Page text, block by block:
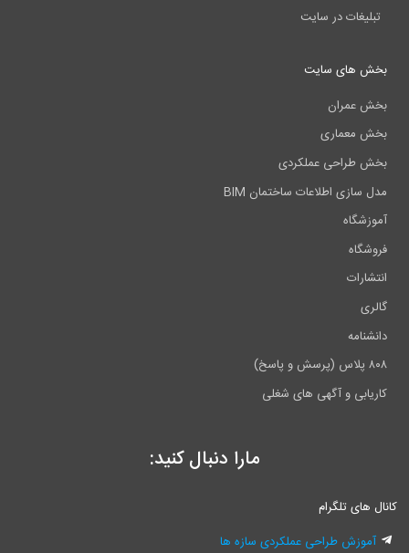
تبلیغات در سایت
بخش های سایت
بخش عمران
بخش معماری
بخش طراحی عملکردی
مدل سازی اطلاعات ساختمان BIM
آموزشگاه
فروشگاه
انتشارات
گالری
دانشنامه
۸۰۸ پلاس (پرسش و پاسخ)
کاریابی و آگهی های شغلی
مارا دنبال کنید:
کانال های تلگرام
آموزش طراحی عملکردی سازه ها